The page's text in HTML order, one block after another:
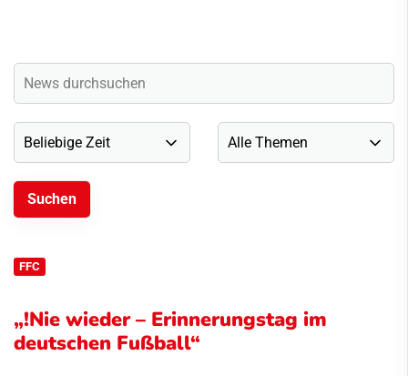
FFC
„!Nie wieder – Erinnerungstag im
deutschen Fußball“